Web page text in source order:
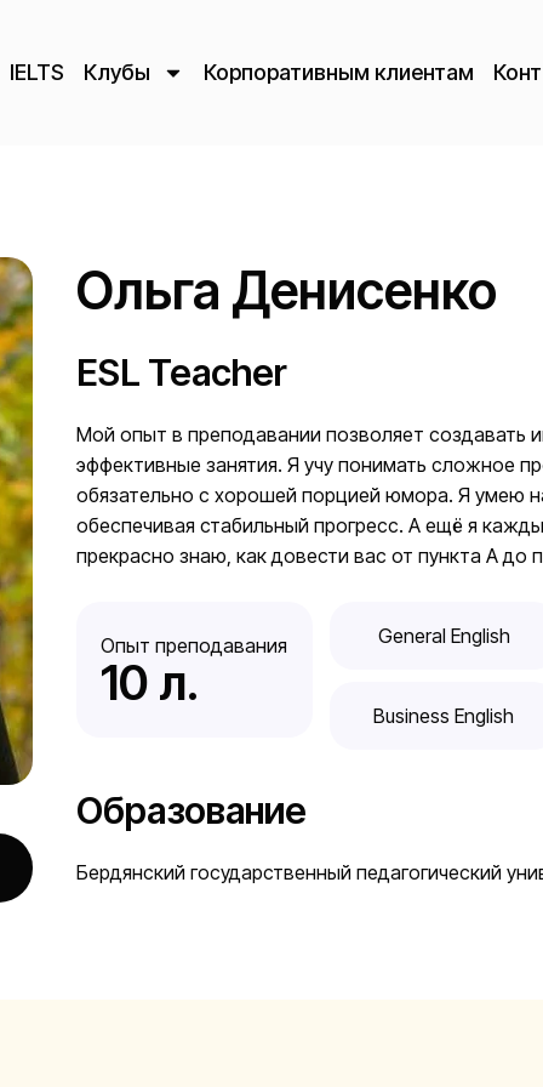
IELTS Клубы Корпоративным клиентам
Ольга Денисенко
ESL Teacher
Мой опыт в преподавании позволяет создавать
эффективные занятия. Я учу понимать сложное
обязательно с хорошей порцией юмора. Я умею
обеспечивая стабильный прогресс. А ещё я
прекрасно знаю, как довести вас от пункта А до
Опыт преподавания
10 л.
General English
Business English
Образование
Бердянский государственный педагогический